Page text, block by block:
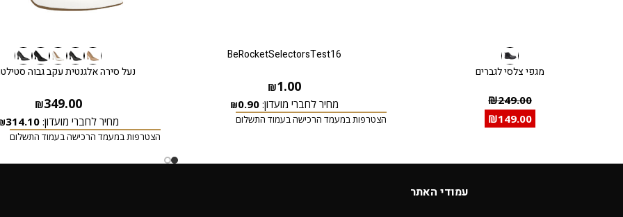
מגפי צלסי לגברים
₪249.00
₪149.00
BeRocketSelectorsTest16
₪1.00
מחיר לחברי מועדון: ₪0.90
הצטרפות במעמד הרכישה בעמוד התשלום
נעל סירה אלגנטית עקב גבוה
₪349.00
מחיר לחברי מועדון:314.10
הצטרפות במעמד הרכישה בעמוד התשלום
עמודי האתר